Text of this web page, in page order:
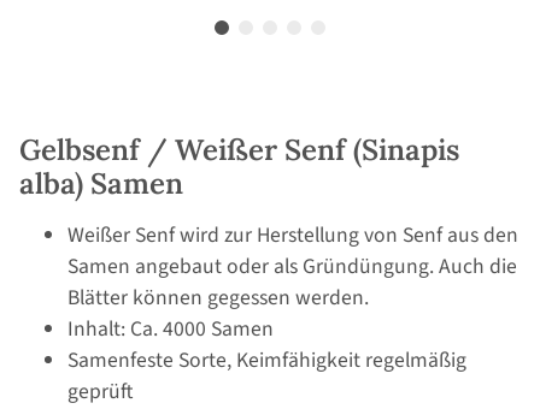
Gelbsenf / Weißer Senf (Sinapis
alba) Samen
Weißer Senf wird zur Herstellung von Senf aus den
Samen angebaut oder als Gründüngung. Auch die
Blätter können gegessen werden.
Inhalt: Ca. 4000 Samen
Samenfeste Sorte, Keimfähigkeit regelmäßig
geprüft